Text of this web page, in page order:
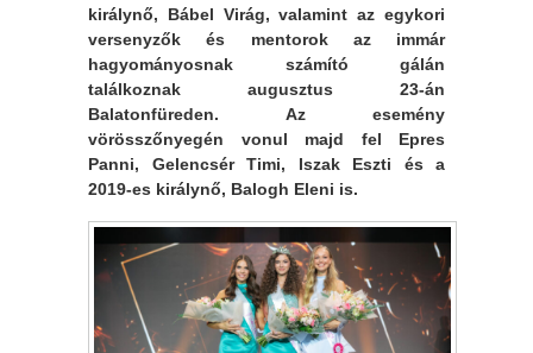
királynő, Bábel Virág, valamint az egykori
versenyzők és mentorok az immár
hagyományosnak számító gálán
találkoznak augusztus 23-án
Balatonfüreden. Az esemény
vörösszőnyegén vonul majd fel Epres
Panni, Gelencsér Timi, Iszak Eszti és a
2019-es királynő, Balogh Eleni is.